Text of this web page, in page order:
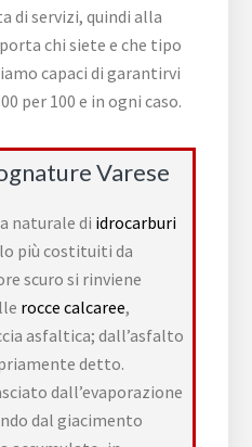
di servizi, quindi alla
chi siete e che tipo
capaci di garantirvi
per 100 e in ogni caso.
Varese
naturale di idrocarburi
più costituiti da
scuro si rinviene
rocce calcaree,
asfaltica; dall’asfalto
detto.
dall’evaporazione
dal giacimento